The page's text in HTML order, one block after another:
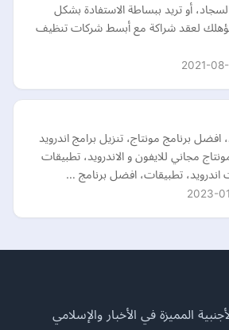
أو تريد ببساطة الاستفادة بشكل
لعقد شراكة مع أبسط شركات تنظيف
2021-
افضل برنامج مونتاج، تنزيل برامج اندرويد
مجاني للايفون و الاندرويد، تطبيقات
اندرويد، تطبيقات، افضل برنامج …
2023-
المميزة في الأخبار والإسلامي